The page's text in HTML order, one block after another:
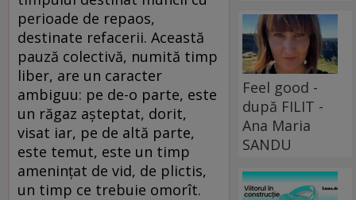
perioade de repaos,
destinate refacerii. Această
pauză colectivă, numită timp
liber, are un caracter
ambiguu: pe de-o parte, este
un răgaz aşteptat, dorit,
visat iar, pe de altă parte,
este temut, este un timp
ameninţat de vid, de plictis,
un timp ce trebuie omorît.
Feel good -
după FILIT -
Ana Maria
SANDU